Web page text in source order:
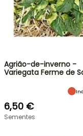
Agrião-de-inverno -
Variegata Ferme de
6,50 €
Sementes